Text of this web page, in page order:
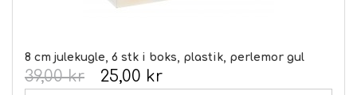
8 cm julekugle, 6 stk i boks, plastik, perlemor gul
25,00 kr
39,00 kr